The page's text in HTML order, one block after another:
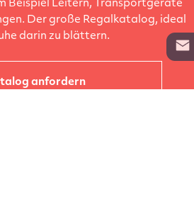
Beispiel Leitern, Transportgeräte
Der große Regalkatalog, ideal
darin zu blättern.
anfordern